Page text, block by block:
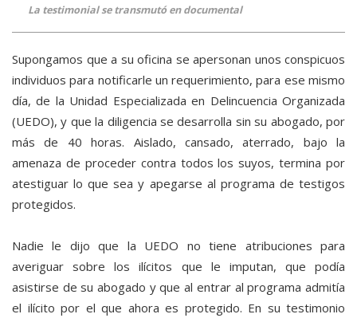
La testimonial se transmutó en documental
Supongamos que a su oficina se apersonan unos conspicuos
individuos para notificarle un requerimiento, para ese mismo
día, de la Unidad Especializada en Delincuencia Organizada
(UEDO), y que la diligencia se desarrolla sin su abogado, por
más de 40 horas. Aislado, cansado, aterrado, bajo la
amenaza de proceder contra todos los suyos, termina por
atestiguar lo que sea y apegarse al programa de testigos
protegidos.
Nadie le dijo que la UEDO no tiene atribuciones para
averiguar sobre los ilícitos que le imputan, que podía
asistirse de su abogado y que al entrar al programa admitía
el ilícito por el que ahora es protegido. En su testimonio